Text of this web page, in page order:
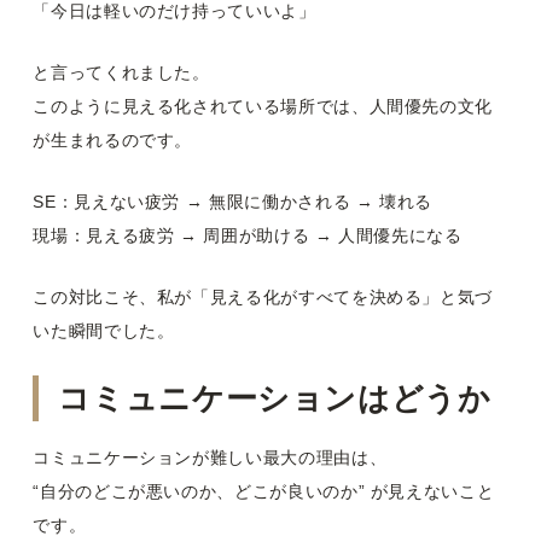
「今日は軽いのだけ持っていいよ」
と言ってくれました。
このように見える化されている場所では、人間優先の文化
が生まれるのです。
SE：見えない疲労 → 無限に働かされる → 壊れる
現場：見える疲労 → 周囲が助ける → 人間優先になる
この対比こそ、私が「見える化がすべてを決める」と気づ
いた瞬間でした。
コミュニケーションはどうか
コミュニケーションが難しい最大の理由は、
“自分のどこが悪いのか、どこが良いのか” が見えないこと
です。